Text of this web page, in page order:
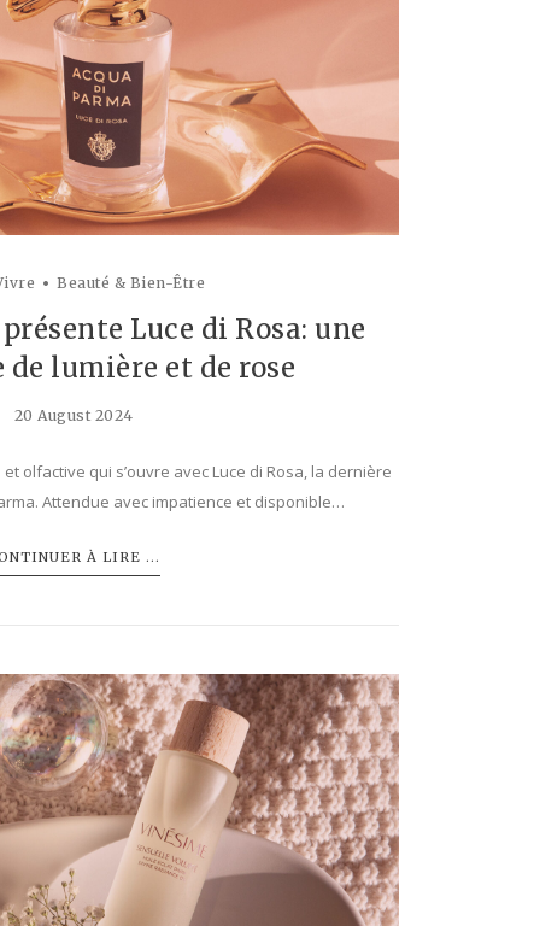
Beauté & Bien-Être
Luce di Rosa: une
lumière et de rose
20 August 2024
olfactive qui s’ouvre avec Luce di Rosa, la dernière
Attendue avec impatience et disponible…
À LIRE ...